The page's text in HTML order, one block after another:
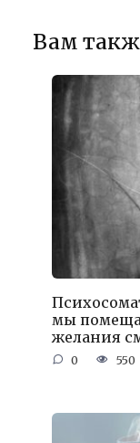
Вам
мы
желания
0 550